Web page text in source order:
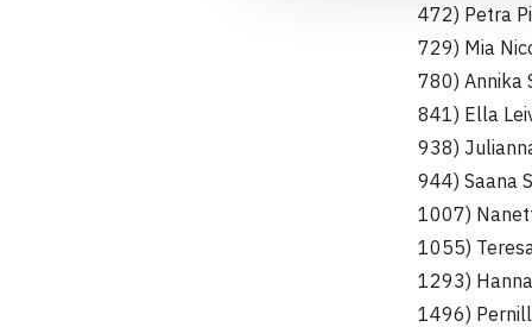
472) Petra
729) Mia
780) Annika
841) Ella
938)
944) Saana
1007)
1055)
1293)
1496)